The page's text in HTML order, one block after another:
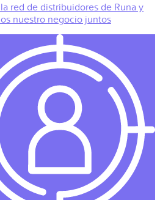
red de distribuidores de Runa y
nuestro negocio juntos